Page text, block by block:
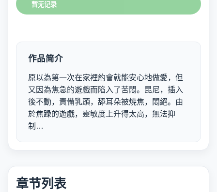
暂无记录
作品简介
原以為第一次在家裡約會就能安心地做愛，但
又因為焦急的遊戲而陷入了苦悶。昆尼，插入
後不動，責備乳頭，舔耳朵被燒焦，悶絕。由
於焦躁的遊戲，靈敏度上升得太高，無法抑
制…
章节列表